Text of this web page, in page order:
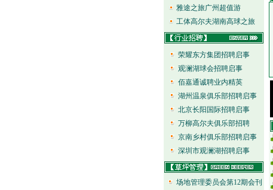
雅途之旅广州超值游
工体高尔夫湖南高球之旅
荣耀东方集团招聘启事
观澜湖球会招聘启事
佰嘉通诚聘业内精英
湖州温泉俱乐部招聘启事
北京长阳国际招聘启事
万柳高尔夫俱乐部招聘
京南乡村俱乐部招聘启事
深圳市观澜湖招聘启事
场地管理委员会第12期会刊